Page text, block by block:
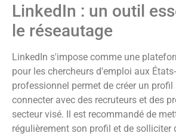
LinkedIn : un outil
le réseautage
LinkedIn s'impose comme une
pour les chercheurs d'emploi aux
professionnel permet de créer un
connecter avec des recruteurs et des
secteur visé. Il est recommandé de
régulièrement son profil et de solliciter